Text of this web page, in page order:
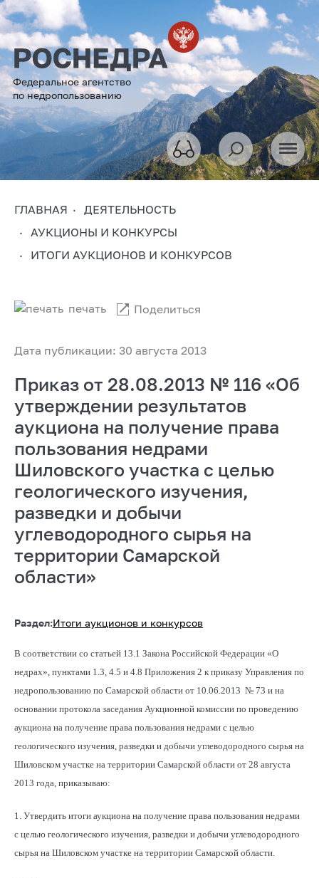
Федеральное агентство
по недропользованию
ГЛАВНАЯ
ДЕЯТЕЛЬНОСТЬ
АУКЦИОНЫ И КОНКУРСЫ
ИТОГИ АУКЦИОНОВ И КОНКУРСОВ
Дата публикации: 30 августа 2013
печать Поделиться
Приказ от 28.08.2013 № 116 «Об
утверждении результатов
аукциона на получение права
пользования недрами
Шиловского участка с целью
геологического изучения,
разведки и добычи
углеводородного сырья на
территории Самарской
области»
Раздел:Итоги аукционов и конкурсов
В соответствии со статьей 13.1 Закона Российской Федерации «О
недрах», пунктами 1.3, 4.5 и 4.8 Приложения 2 к приказу Управления по
недропользованию по Самарской области от 10.06.2013 № 73 и на
основании протокола заседания Аукционной комиссии по проведению
аукциона на получение права пользования недрами с целью
геологического изучения, разведки и добычи углеводородного сырья на
Шиловском участке на территории Самарской области от 28 августа
2013 года, приказываю:
1. Утвердить итоги аукциона на получение права пользования недрами
с целью геологического изучения, разведки и добычи углеводородного
сырья на Шиловском участке на территории Самарской области.